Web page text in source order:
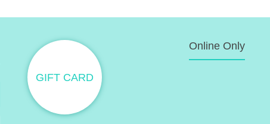
Online Only
GIFT CARD